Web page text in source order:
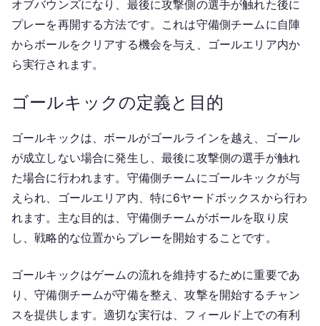
オブバウンズになり、最後に攻撃側の選手が触れた後に
プレーを再開する方法です。これは守備側チームに自陣
からボールをクリアする機会を与え、ゴールエリア内か
ら実行されます。
ゴールキックの定義と目的
ゴールキックは、ボールがゴールラインを越え、ゴール
が成立しない場合に発生し、最後に攻撃側の選手が触れ
た場合に行われます。守備側チームにゴールキックが与
えられ、ゴールエリア内、特に6ヤードボックスから行わ
れます。主な目的は、守備側チームがボールを取り戻
し、戦略的な位置からプレーを開始することです。
ゴールキックはゲームの流れを維持するために重要であ
り、守備側チームが守備を整え、攻撃を開始するチャン
スを提供します。適切な実行は、フィールド上での有利